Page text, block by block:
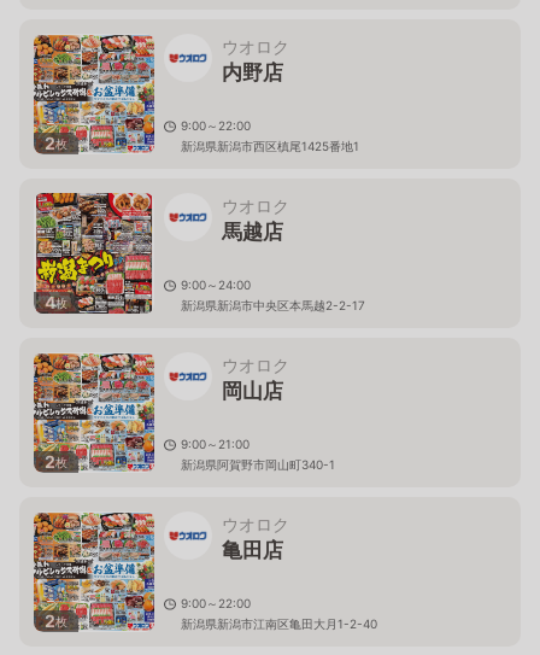
2枚
ウオロク
内野店
9:00～22:00
新潟県新潟市西区槙尾1425番地1
4枚
ウオロク
馬越店
9:00～24:00
新潟県新潟市中央区本馬越2-2-17
2枚
ウオロク
岡山店
9:00～21:00
新潟県阿賀野市岡山町340-1
2枚
ウオロク
亀田店
9:00～22:00
新潟県新潟市江南区亀田大月1-2-40